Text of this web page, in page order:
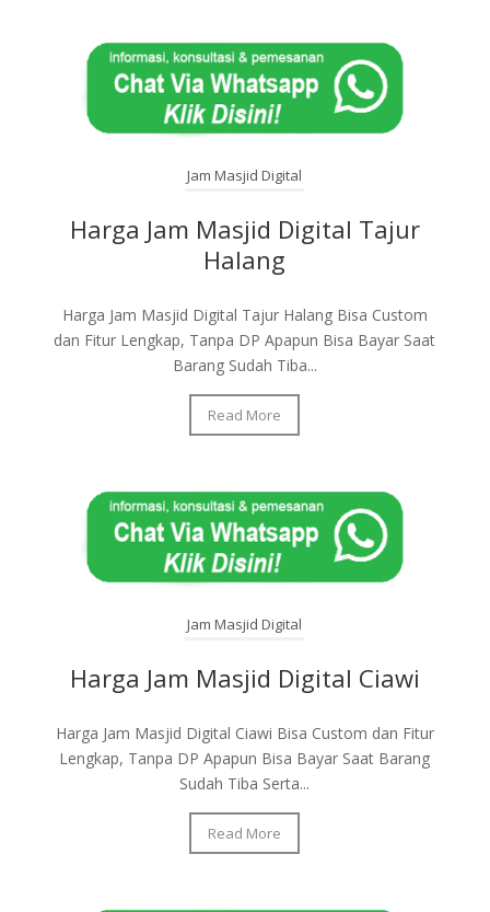
Jam Masjid Digital
Harga Jam Masjid Digital Tajur
Halang
Harga Jam Masjid Digital Tajur Halang Bisa Custom
dan Fitur Lengkap, Tanpa DP Apapun Bisa Bayar Saat
Barang Sudah Tiba...
Read More
Jam Masjid Digital
Harga Jam Masjid Digital Ciawi
Harga Jam Masjid Digital Ciawi Bisa Custom dan Fitur
Lengkap, Tanpa DP Apapun Bisa Bayar Saat Barang
Sudah Tiba Serta...
Read More